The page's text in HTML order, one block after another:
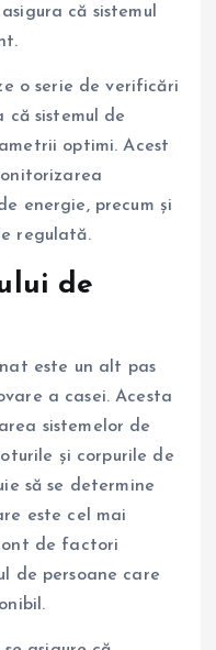
că sistemul
o serie de verificări
că sistemul de
optimi. Acest
energie, precum și
regulată.
de
este un alt pas
a casei. Acesta
sistemelor de
și corpurile de
să se determine
este cel mai
de factori
de persoane care